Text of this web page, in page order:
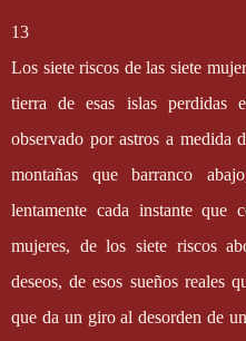
13
Los siete riscos de las siete
tierra de esas islas perdidas
observado por astros a medida
montañas que barranco
lentamente cada instante que
mujeres, de los siete riscos
deseos, de esos sueños reales
que da un giro al desorden de